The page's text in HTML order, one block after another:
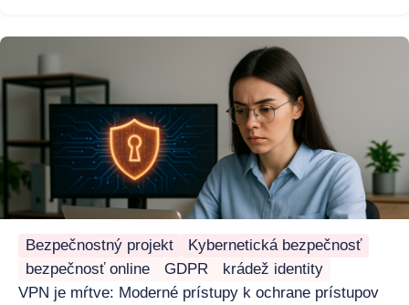
Bezpečnostný projekt
Kybernetická bezpečnosť
bezpečnosť online
GDPR
krádež identity
VPN je mŕtve: Moderné prístupy k ochrane prístupov